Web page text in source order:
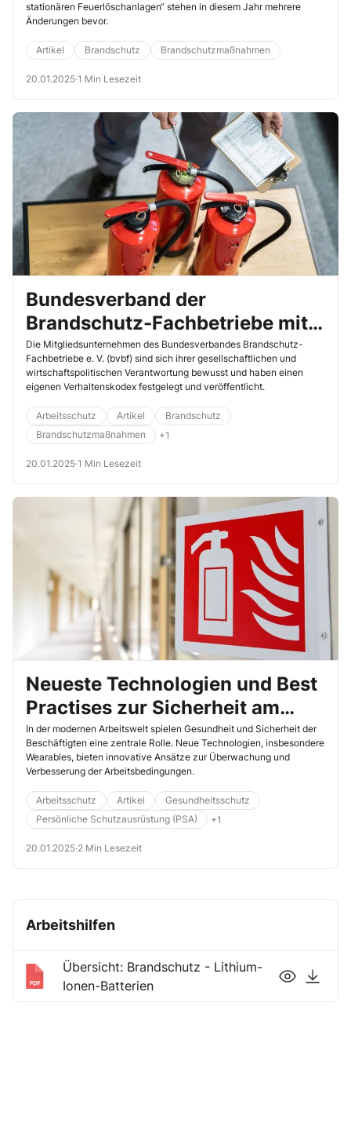
stationären Feuerlöschanlagen“ stehen in diesem Jahr mehrere
Änderungen bevor.
Artikel Brandschutz Brandschutzmaßnahmen
20.01.2025·1 Min Lesezeit
Bundesverband der
Brandschutz-Fachbetriebe mit
eigenem Verhaltenskodex
Die Mitgliedsunternehmen des Bundesverbandes Brandschutz-
Fachbetriebe e. V. (bvbf) sind sich ihrer gesellschaftlichen und
wirtschaftspolitischen Verantwortung bewusst und haben einen
eigenen Verhaltenskodex festgelegt und veröffentlicht.
Arbeitsschutz Artikel
Brandschutz
Brandschutzmaßnahmen
+1
20.01.2025·1 Min Lesezeit
Neueste Technologien und Best
Practises zur Sicherheit am
Arbeitsplatz
In der modernen Arbeitswelt spielen Gesundheit und Sicherheit der
Beschäftigten eine zentrale Rolle. Neue Technologien, insbesondere
Wearables, bieten innovative Ansätze zur Überwachung und
Verbesserung der Arbeitsbedingungen.
Arbeitsschutz Artikel
Gesundheitsschutz
Persönliche Schutzausrüstung (PSA)
+1
20.01.2025·2 Min Lesezeit
Arbeitshilfen
Übersicht: Brandschutz - Lithium-
Ionen-Batterien